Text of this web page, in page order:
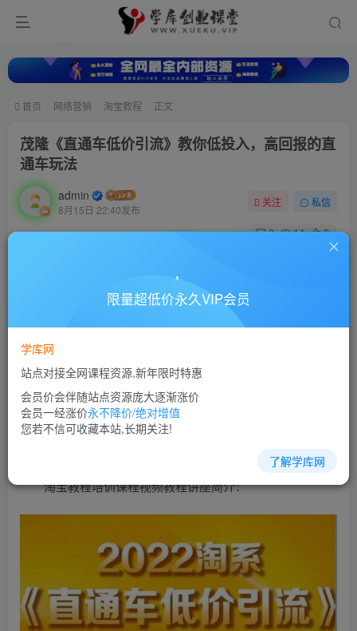
首页 网络营销 淘宝教程 正文
茂隆《直通车低价引流》教你低投入，高回报的直
通车玩法
admin
8月15日 22:40发布
关注 私信
0 14 0
茂隆《直通车低价引流》教你低投入，高回报的直通车玩法
此内容为付费资源，请付费后查看
10
立即购买
您当前未登录！建议登陆后购买，可保存购买订单
淘宝教程培训课程视频教程讲座简介：
限量超低价永久VIP会员
学库网
站点对接全网课程资源,新年限时特惠
会员价会伴随站点资源庞大逐渐涨价
会员一经涨价永不降价/绝对增值
您若不信可收藏本站,长期关注!
了解学库网